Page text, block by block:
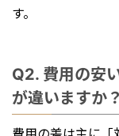
す。
Q2. 費用の安
が違いますか？